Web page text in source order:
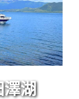
澤湖